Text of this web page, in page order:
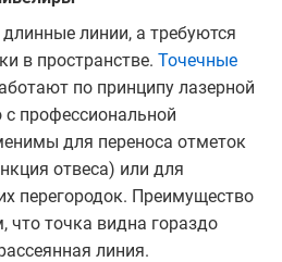
линии, а требуются
в пространстве. Точечные
по принципу лазерной
с профессиональной
для переноса отметок
отвеса) или для
перегородок. Преимущество
что точка видна гораздо
линия.